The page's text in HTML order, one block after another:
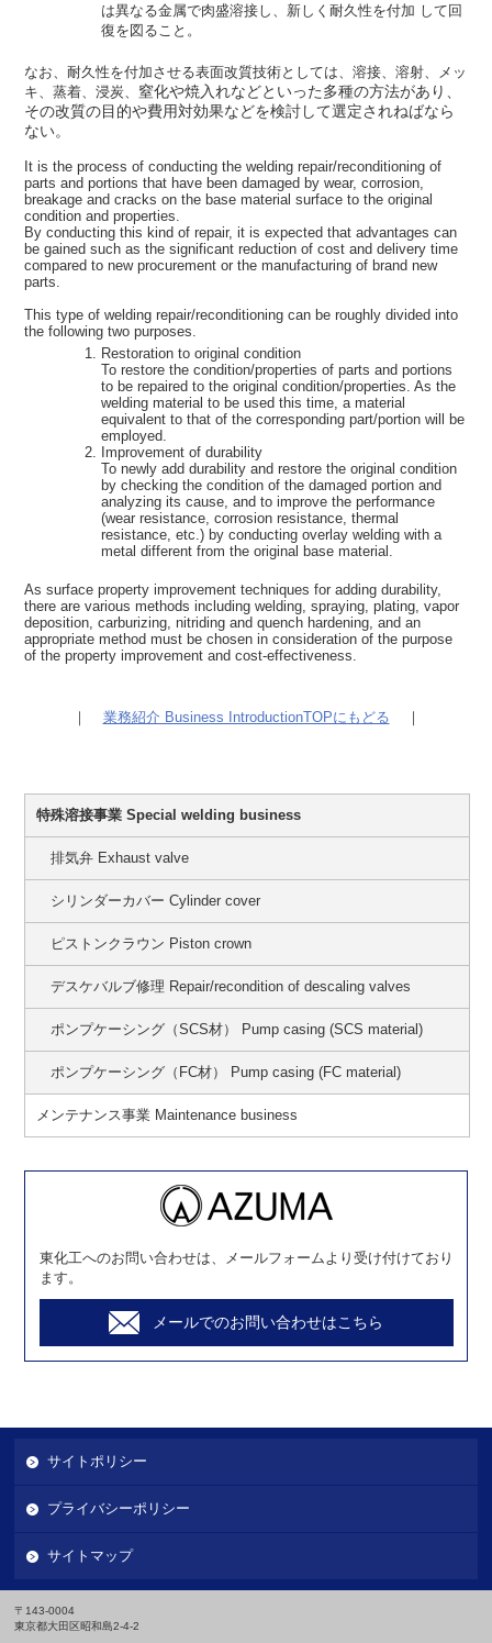
は異なる金属で肉盛溶接し、新しく耐久性を付加 して回
復を図ること。
なお、耐久性を付加させる表面改質技術としては、溶接、溶射、メッ
キ、蒸着、浸炭、 窒化や焼入れなどといった多種の方法があり、
その改質の目的や費用対効果などを検討して選定されねばなら
ない。
It is the process of conducting the welding repair/reconditioning of
parts and portions that have been damaged by wear, corrosion,
breakage and cracks on the base material surface to the original
condition and properties.
By conducting this kind of repair, it is expected that advantages can
be gained such as the significant reduction of cost and delivery time
compared to new procurement or the manufacturing of brand new
parts.
This type of welding repair/reconditioning can be roughly divided into
the following two purposes.
Restoration to original condition
To restore the condition/properties of parts and portions
to be repaired to the original condition/properties. As the
welding material to be used this time, a material
equivalent to that of the corresponding part/portion will be
employed.
Improvement of durability
To newly add durability and restore the original condition
by checking the condition of the damaged portion and
analyzing its cause, and to improve the performance
(wear resistance, corrosion resistance, thermal
resistance, etc.) by conducting overlay welding with a
metal different from the original base material.
As surface property improvement techniques for adding durability,
there are various methods including welding, spraying, plating, vapor
deposition, carburizing, nitriding and quench hardening, and an
appropriate method must be chosen in consideration of the purpose
of the property improvement and cost-effectiveness.
｜ 業務紹介 Business IntroductionTOPにもどる ｜
特殊溶接事業 Special welding business
排気弁 Exhaust valve
シリンダーカバー Cylinder cover
ピストンクラウン Piston crown
デスケバルブ修理 Repair/recondition of descaling valves
ポンプケーシング（SCS材） Pump casing (SCS material)
ポンプケーシング（FC材） Pump casing (FC material)
メンテナンス事業 Maintenance business
東化工へのお問い合わせは、メールフォームより受け付けており
ます。
メールでのお問い合わせはこちら
サイトポリシー
プライバシーポリシー
サイトマップ
〒143-0004
東京都大田区昭和島2-4-2